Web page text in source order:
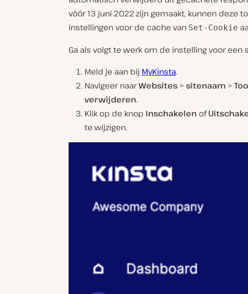
vóór 13 juni 2022 zijn gemaakt, kunnen deze
instellingen voor de cache van Set-Cookie
Ga als volgt te werk om de instelling voor een
Meld je aan bij MyKinsta.
Navigeer naarWebsites >sitenaam >
verwijderen.
Klik op de knop Inschakelen of
te wijzigen.